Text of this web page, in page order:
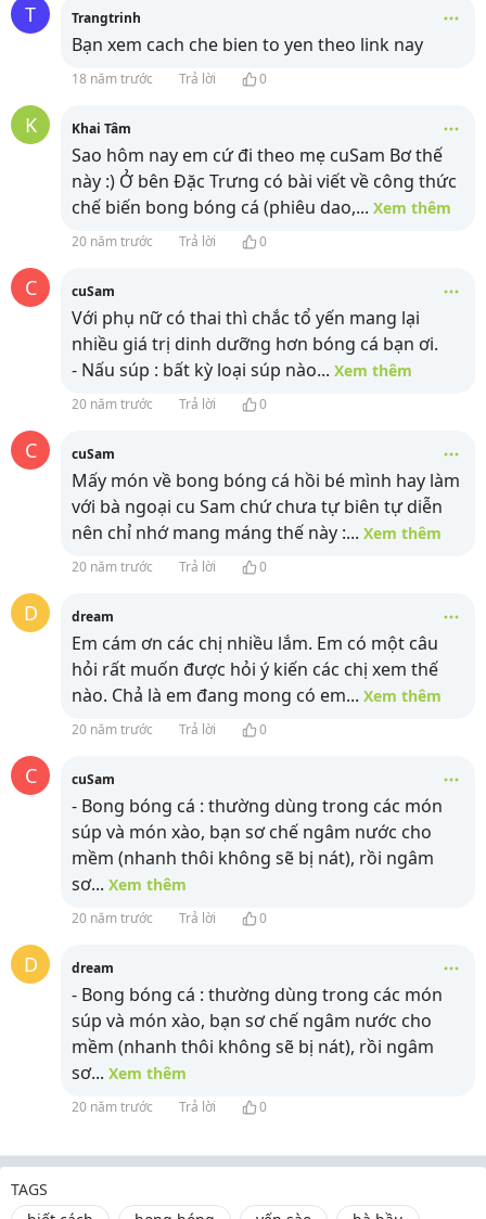
T Trangtrinh
Bạn xem cach che bien to yen theo link nay
18 năm trước Trả lời 0
K Khai Tâm
Sao hôm nay em cứ đi theo mẹ cuSam Bơ thế
này :) Ở bên Đặc Trưng có bài viết về công thức
chế biến bong bóng cá (phiêu dao,... Xem thêm
20 năm trước Trả lời 0
C cuSam
Với phụ nữ có thai thì chắc tổ yến mang lại
nhiều giá trị dinh dưỡng hơn bóng cá bạn ơi.
- Nấu súp : bất kỳ loại súp nào... Xem thêm
20 năm trước Trả lời 0
C cuSam
Mấy món về bong bóng cá hồi bé mình hay làm
với bà ngoại cu Sam chứ chưa tự biên tự diễn
nên chỉ nhớ mang máng thế này :... Xem thêm
20 năm trước Trả lời 0
D dream
Em cám ơn các chị nhiều lắm. Em có một câu
hỏi rất muốn được hỏi ý kiến các chị xem thế
nào. Chả là em đang mong có em... Xem thêm
20 năm trước Trả lời 0
C cuSam
- Bong bóng cá : thường dùng trong các món
súp và món xào, bạn sơ chế ngâm nước cho
mềm (nhanh thôi không sẽ bị nát), rồi ngâm
sơ... Xem thêm
20 năm trước Trả lời 0
D dream
- Bong bóng cá : thường dùng trong các món
súp và món xào, bạn sơ chế ngâm nước cho
mềm (nhanh thôi không sẽ bị nát), rồi ngâm
sơ... Xem thêm
20 năm trước Trả lời 0
TAGS